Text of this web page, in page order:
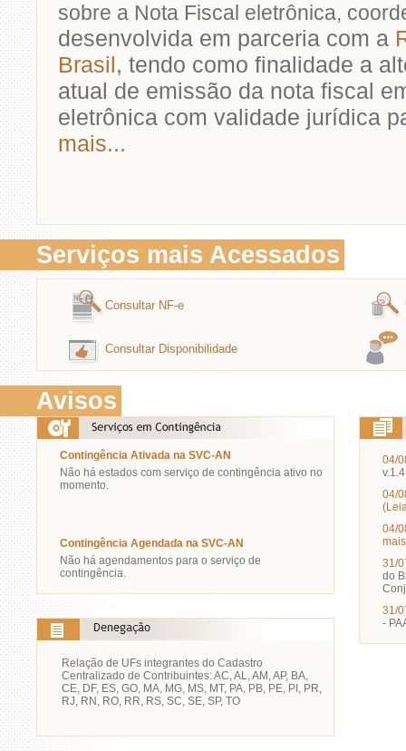
sobre a Nota Fiscal eletrônica,
desenvolvida em parceria com a
Brasil, tendo como finalidade a
atual de emissão da nota fiscal
eletrônica com validade jurídica
mais...
Serviços mais Acessados
Consultar NF-e
Consultar Disponibilidade
Avisos
Contingência Ativada na SVC-AN
Não há estados com serviço de contingência ativo no
momento.
Contingência Agendada na SVC-AN
Não há agendamentos para o serviço de
contingência.
Relação de UFs integrantes do Cadastro
Centralizado de Contribuintes:AC, AL, AM, AP, BA,
CE, DF, ES, GO, MA, MG, MS, MT, PA, PB, PE, PI, PR,
RJ, RN, RO, RR, RS, SC, SE, SP, TO
04/
04/
04/
31/
do
31/
-